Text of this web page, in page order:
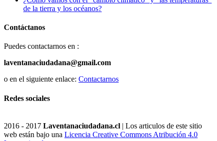
de la tierra y los océanos?
Contáctanos
Puedes contactarnos en :
laventanaciudadana@gmail.com
o en el siguiente enlace: Contactarnos
Redes sociales
2016 - 2017 Laventanaciudadana.cl | Los articulos de este sitio
web están bajo una Licencia Creative Commons Atribución 4.0